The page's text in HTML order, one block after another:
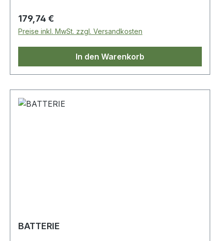
7 L Öl werden benötigt. Für diese Fahrzeuge
hätten wir auch komplette Service Lits: da6085G
Regulärer Preis:
179,74 €
Preise inkl. MwSt. zzgl. Versandkosten
In den Warenkorb
BATTERIE